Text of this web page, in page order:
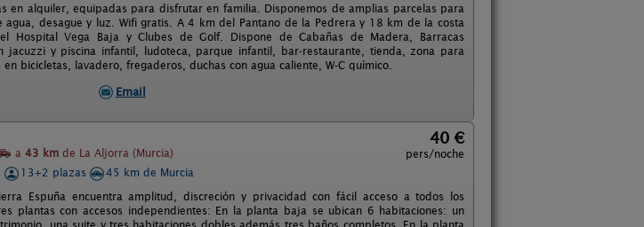
en alquiler, equipadas para disfrutar en familia. Disponemos de amplias parcelas para
agua, desague y luz. Wifi gratis. A 4 km del Pantano de la Pedrera y 18 km de la costa
Hospital Vega Baja y Clubes de Golf. Dispone de Cabañas de Madera, Barracas
jacuzzi y piscina infantil, ludoteca, parque infantil, bar-restaurante, tienda, zona para
bicicletas, lavadero, fregaderos, duchas con agua caliente, W-C químico.
Email
a 43 km de La Aljorra (Murcia)
40 €
pers/noche
13+2 plazas
45 km de Murcia
Espuña encuentra amplitud, discreción y privacidad con fácil acceso a todos los
plantas con accesos independientes: En la planta baja se ubican 6 habitaciones: un
una suite y tres habitaciones dobles además tres baños completos. En la planta